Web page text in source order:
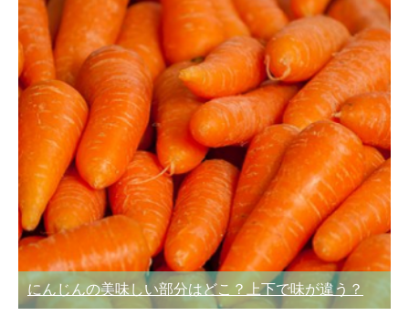
にんじんの美味しい部分はどこ？上下で味が違う？